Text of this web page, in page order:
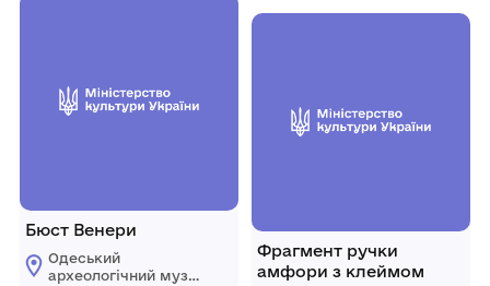
Бюст Венери
Одеський
археологічний музей
України
Фрагмент ручки
амфори з клеймом